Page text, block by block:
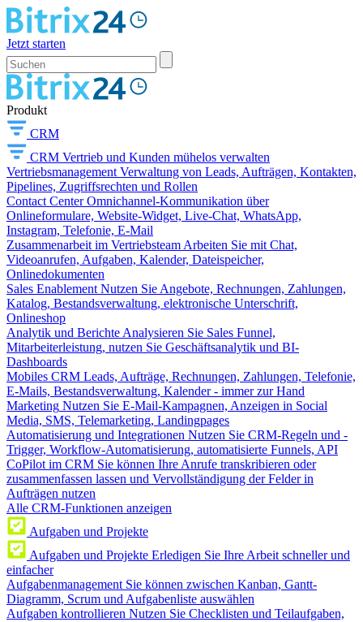
Jetzt starten
Produkt
CRM
CRM Vertrieb und Kunden mühelos verwalten
Vertriebsmanagement Verwaltung von Leads, Aufträgen, Kontakten,
Pipelines, Zugriffsrechten und Rollen
Contact Center Omnichannel-Kommunikation über
Onlineformulare, Website-Widget, Live-Chat, WhatsApp,
Instagram, Telefonie, E-Mail
Zusammenarbeit im Vertriebsteam Arbeiten Sie mit Chat,
Videoanrufen, Aufgaben, Kalender, Dateispeicher,
Onlinedokumenten
Sales Enablement Nutzen Sie Angebote, Rechnungen, Zahlungen,
Katalog, Bestandsverwaltung, elektronische Unterschrift,
Onlineshop
Analytik und Berichte Analysieren Sie Sales Funnel,
Mitarbeiterleistung, nutzen Sie Geschäftsanalytik und BI-
Dashboards
Mobiles CRM Leads, Aufträge, Rechnungen, Zahlungen, Telefonie,
E-Mails, Bestandsverwaltung, Kalender - immer zur Hand
Marketing Nutzen Sie E-Mail-Kampagnen, Anzeigen in Social
Media, SMS, Telemarketing, Landingpages
Automatisierung und Integrationen Nutzen Sie CRM-Regeln und -
Trigger, Workflow-Automatisierung, automatisierte Funnels, API
CoPilot im CRM Sie können Ihre Anrufe transkribieren oder
zusammenfassen lassen und Vervollständigung der Felder in
Aufträgen nutzen
Alle CRM-Funktionen anzeigen
Aufgaben und Projekte
Aufgaben und Projekte Erledigen Sie Ihre Arbeit schneller und
einfacher
Aufgabenmanagement Sie können zwischen Kanban, Gantt-
Diagramm, Scrum und Aufgabenliste auswählen
Aufgaben kontrollieren Nutzen Sie Checklisten und Teilaufgaben,